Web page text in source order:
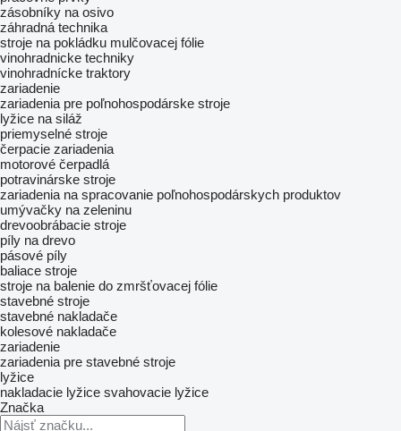
zásobníky na osivo
záhradná technika
stroje na pokládku mulčovacej fólie
vinohradnicke techniky
vinohradnícke traktory
zariadenie
zariadenia pre poľnohospodárske stroje
lyžice na siláž
priemyselné stroje
čerpacie zariadenia
motorové čerpadlá
potravinárske stroje
zariadenia na spracovanie poľnohospodárskych produktov
umývačky na zeleninu
drevoobrábacie stroje
píly na drevo
pásové píly
baliace stroje
stroje na balenie do zmršťovacej fólie
stavebné stroje
stavebné nakladače
kolesové nakladače
zariadenie
zariadenia pre stavebné stroje
lyžice
nakladacie lyžice svahovacie lyžice
Značka